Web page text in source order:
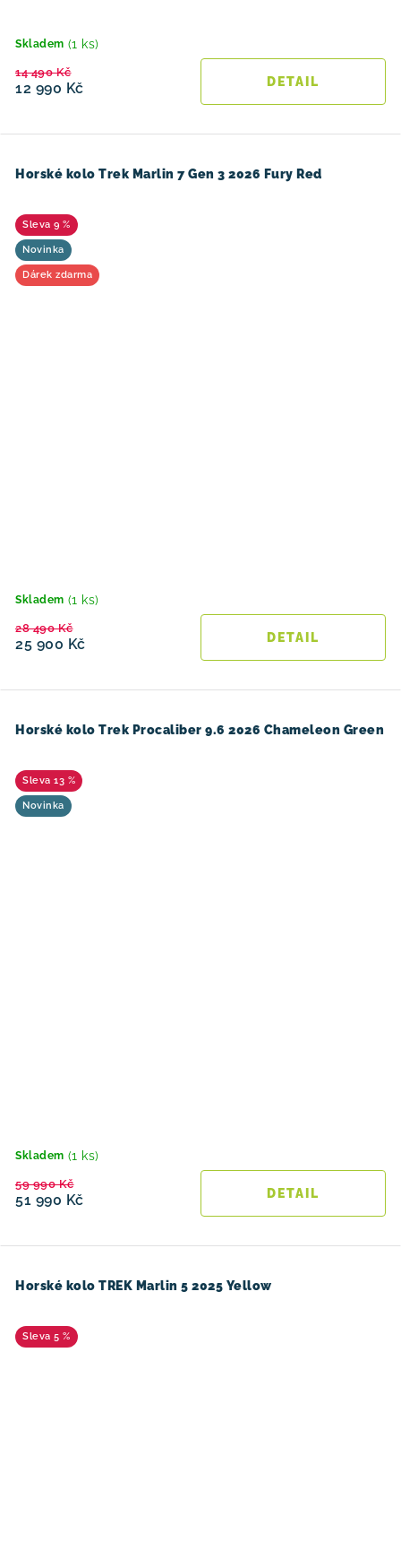
Skladem (1 ks)
12 990 Kč
14 490 Kč
Horské kolo Trek Marlin 7 Gen 3 2026 Fury Red
9 %
Novinka
Dárek zdarma
Skladem (1 ks)
25 900 Kč
28 490 Kč
Horské kolo Trek Procaliber 9.6 2026 Chameleon Green
13 %
Novinka
Skladem (1 ks)
51 990 Kč
59 990 Kč
Horské kolo TREK Marlin 5 2025 Yellow
5 %